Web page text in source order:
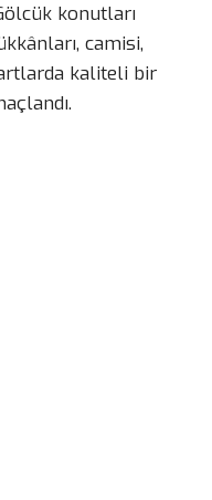
konutları
camisi,
kaliteli bir